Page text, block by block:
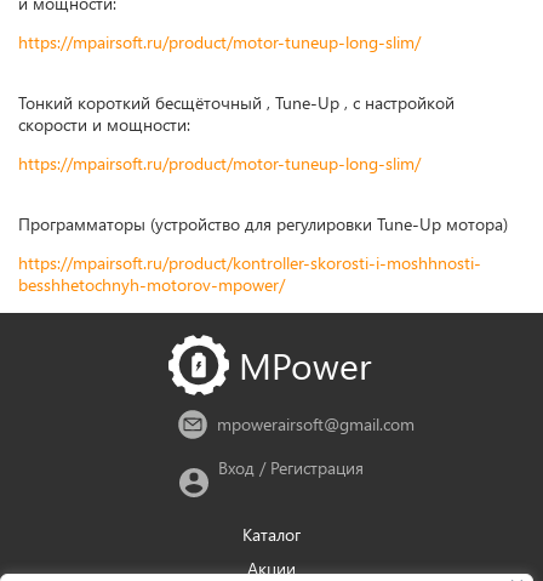
https://mpairsoft.ru/product/motor-tuneup-long-slim/
Тонкий короткий бесщёточный , Tune-Up , с настройкой
скорости и мощности:
https://mpairsoft.ru/product/motor-tuneup-long-slim/
Программаторы (устройство для регулировки Tune-Up мотора)
https://mpairsoft.ru/product/kontroller-skorosti-i-moshhnosti-
besshhetochnyh-motorov-mpower/
MPower
mpowerairsoft@gmail.com
Вход / Регистрация
Каталог
Акции